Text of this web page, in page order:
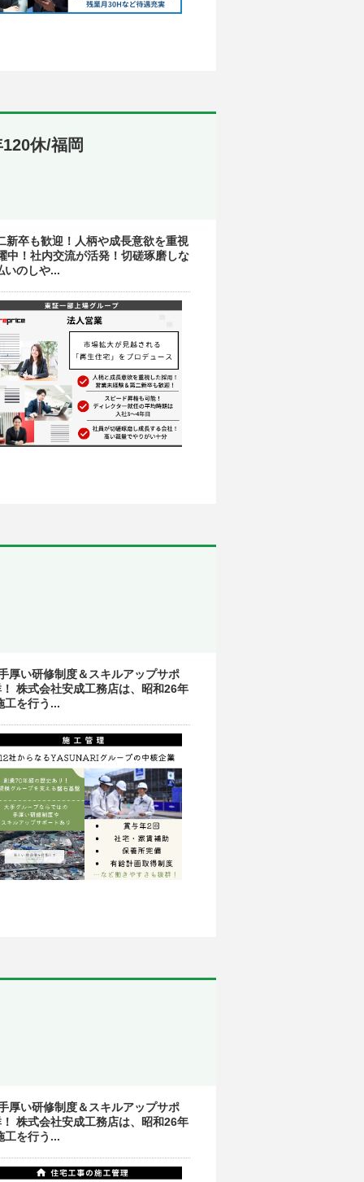
休/福岡
卒も歓迎！人柄や成長意欲を重視
！社内交流が活発！切磋琢磨しな
いのしや...
厚い研修制度＆スキルアップサポ
株式会社安成工務店は、昭和26年
工を行う...
厚い研修制度＆スキルアップサポ
株式会社安成工務店は、昭和26年
工を行う...